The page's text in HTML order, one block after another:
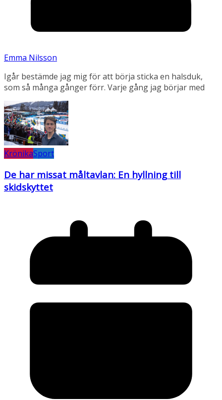
Emma Nilsson
Igår bestämde jag mig för att börja sticka en halsduk,
som så många gånger förr. Varje gång jag börjar med
KrönikaSport
De har missat måltavlan: En hyllning till
skidskyttet